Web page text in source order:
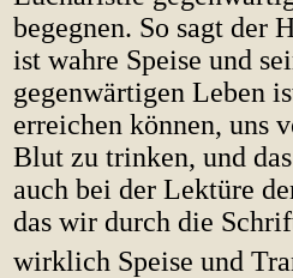
begegnen. So sagt der
ist wahre Speise und
gegenwärtigen Leben
erreichen können, uns
Blut zu trinken, und
auch bei der Lektüre
das wir durch die
wirklich Speise und